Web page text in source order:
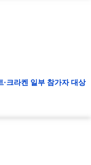
크라켄 일부 참가자 대상